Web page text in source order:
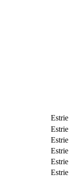
Estrie
Estrie
Estrie
Estrie
Estrie
Estrie